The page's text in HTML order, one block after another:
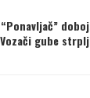
“Ponavljač”
Vozači gube